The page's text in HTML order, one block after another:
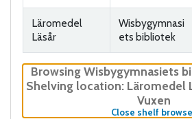
Läromedel
Läsår
Wisbygymnasi
ets bibliotek
Browsing Wisbygymnasiets
Shelving location: Läromedel
Vuxen
Close shelf